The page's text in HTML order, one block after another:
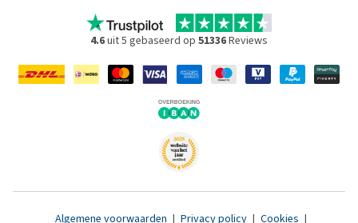
4.6uit 5 gebaseerd op 51336Reviews
Algemene voorwaarden | Privacy policy | Cookies |